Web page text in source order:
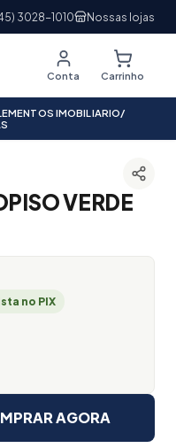
3028-1010 Nossas lojas
Conta Carrinho
IMOBILIARIO/
VERDE
no PIX
AGORA